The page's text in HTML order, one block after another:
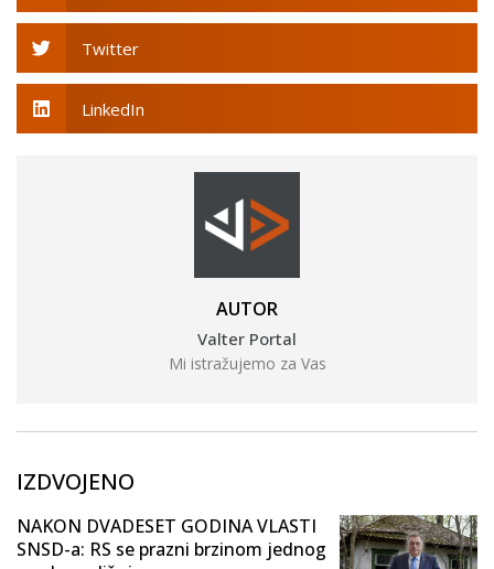
Twitter
LinkedIn
AUTOR
Valter Portal
Mi istražujemo za Vas
IZDVOJENO
NAKON DVADESET GODINA VLASTI
SNSD-a: RS se prazni brzinom jednog